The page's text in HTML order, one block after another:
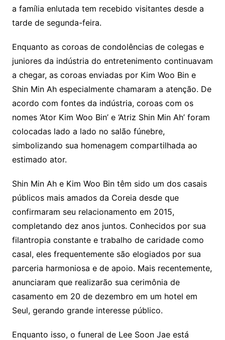
a família enlutada tem recebido visitantes desde a
tarde de segunda-feira.
Enquanto as coroas de condolências de colegas e
juniores da indústria do entretenimento continuavam
a chegar, as coroas enviadas por Kim Woo Bin e
Shin Min Ah especialmente chamaram a atenção. De
acordo com fontes da indústria, coroas com os
nomes ‘Ator Kim Woo Bin’ e ‘Atriz Shin Min Ah’ foram
colocadas lado a lado no salão fúnebre,
simbolizando sua homenagem compartilhada ao
estimado ator.
Shin Min Ah e Kim Woo Bin têm sido um dos casais
públicos mais amados da Coreia desde que
confirmaram seu relacionamento em 2015,
completando dez anos juntos. Conhecidos por sua
filantropia constante e trabalho de caridade como
casal, eles frequentemente são elogiados por sua
parceria harmoniosa e de apoio. Mais recentemente,
anunciaram que realizarão sua cerimônia de
casamento em 20 de dezembro em um hotel em
Seul, gerando grande interesse público.
Enquanto isso, o funeral de Lee Soon Jae está